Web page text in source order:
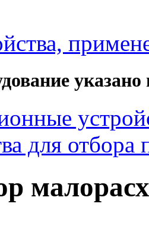
для отбора